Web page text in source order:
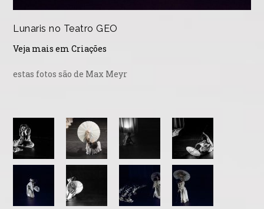
Lunaris no Teatro GEO
Veja mais em Criações
estas fotos são de Max Meyr